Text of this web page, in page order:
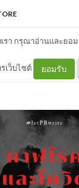
รา กรุณาอ่านและยอ
เว็บไซต์ ยอมรับ